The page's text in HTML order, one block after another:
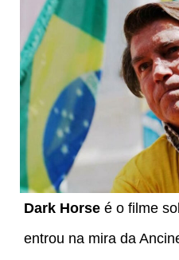
Dark Horse é o filme
entrou na mira da